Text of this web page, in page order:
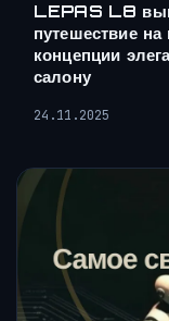
LEPAS L8
путешествие
концепции
салону
24.11.2025